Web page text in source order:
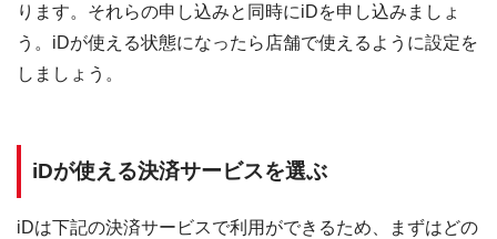
ります。それらの申し込みと同時にiDを申し込みましょ
う。iDが使える状態になったら店舗で使えるように設定を
しましょう。
iDが使える決済サービスを選ぶ
iDは下記の決済サービスで利用ができるため、まずはどの